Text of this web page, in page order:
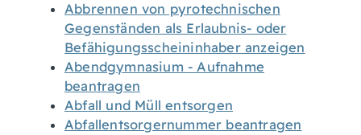
Abbrennen von pyrotechnischen
Gegenständen als Erlaubnis- oder
Befähigungsscheininhaber anzeigen
Abendgymnasium - Aufnahme
beantragen
Abfall und Müll entsorgen
Abfallentsorgernummer beantragen